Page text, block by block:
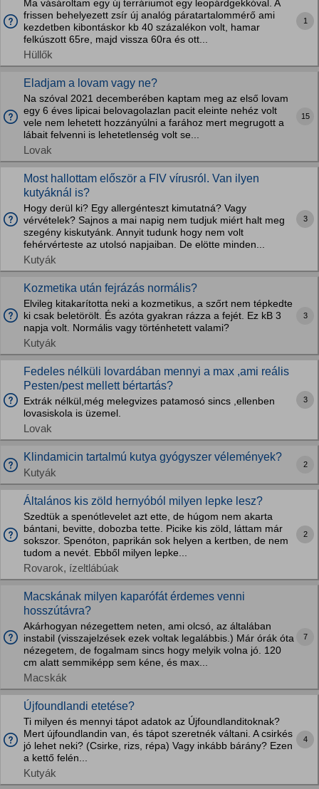
Ma vásároltam egy új terráriumot egy leopárdgekkóval. A
frissen behelyezett zsír új analóg páratartalommérő ami
kezdetben kibontáskor kb 40 százalékon volt, hamar
felkúszott 65re, majd vissza 60ra és ott...
Hüllők
1
Eladjam a lovam vagy ne?
Na szóval 2021 decemberében kaptam meg az első lovam
egy 6 éves lipicai belovagolazlan pacit eleinte nehéz volt
vele nem lehetett hozzányúlni a farához mert megrugott a
lábait felvenni is lehetetlenség volt se...
Lovak
15
Most hallottam először a FIV vírusról. Van ilyen
kutyáknál is?
Hogy derül ki? Egy allergénteszt kimutatná? Vagy
vérvételek? Sajnos a mai napig nem tudjuk miért halt meg
szegény kiskutyánk. Annyit tudunk hogy nem volt
fehérvérteste az utolsó napjaiban. De elötte minden...
Kutyák
3
Kozmetika után fejrázás normális?
Elvileg kitakarította neki a kozmetikus, a szőrt nem tépkedte
ki csak beletörölt. És azóta gyakran rázza a fejét. Ez kB 3
napja volt. Normális vagy történhetett valami?
Kutyák
3
Fedeles nélküli lovardában mennyi a max ,ami reális
Pesten/pest mellett bértartás?
Extrák nélkül,még melegvizes patamosó sincs ,ellenben
lovasiskola is üzemel.
Lovak
3
Klindamicin tartalmú kutya gyógyszer vélemények?
Kutyák
2
Általános kis zöld hernyóból milyen lepke lesz?
Szedtük a spenótlevelet azt ette, de húgom nem akarta
bántani, bevitte, dobozba tette. Picike kis zöld, láttam már
sokszor. Spenóton, paprikán sok helyen a kertben, de nem
tudom a nevét. Ebből milyen lepke...
Rovarok, ízeltlábúak
2
Macskának milyen kaparófát érdemes venni
hosszútávra?
Akárhogyan nézegettem neten, ami olcsó, az általában
instabil (visszajelzések ezek voltak legalábbis.) Már órák óta
nézegetem, de fogalmam sincs hogy melyik volna jó. 120
cm alatt semmiképp sem kéne, és max...
Macskák
7
Újfoundlandi etetése?
Ti milyen és mennyi tápot adatok az Újfoundlanditoknak?
Mert újfoundlandin van, és tápot szeretnék váltani. A csirkés
jó lehet neki? (Csirke, rizs, répa) Vagy inkább bárány? Ezen
a kettő felén...
Kutyák
4